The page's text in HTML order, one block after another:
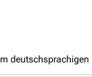
3639 2133